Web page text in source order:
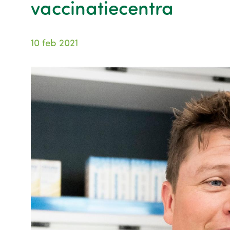
vaccinatiecentra
10 feb 2021
Image